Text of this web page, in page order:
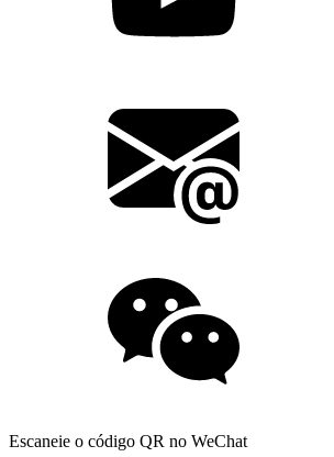
Escaneie o código QR no WeChat